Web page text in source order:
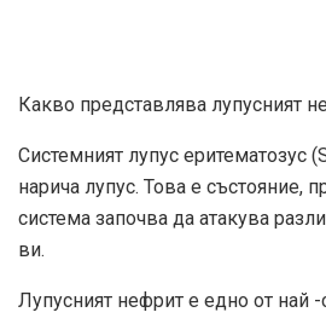
Какво представлява лупусният
Системният лупус еритематозус
нарича лупус. Това е състояние,
система започва да атакува
ви.
Лупусният нефрит е едно от най -